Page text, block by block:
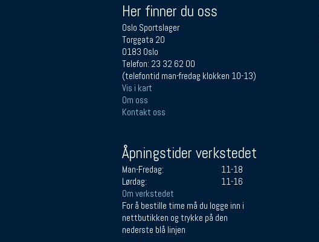
Her finner du oss
Oslo Sportslager
Torggata 20
0183 Oslo
Telefon: 23 32 62 00
(telefontid man-fredag klokken 10-13)
Vis i kart
Om oss
Kontakt oss
Åpningstider verkstedet
Man-Fredag:
11-18
Lørdag:
11-16
Om verkstedet
For å bestille time må du logge inn i
nettbutikken og trykke på den
nederste blå linjen